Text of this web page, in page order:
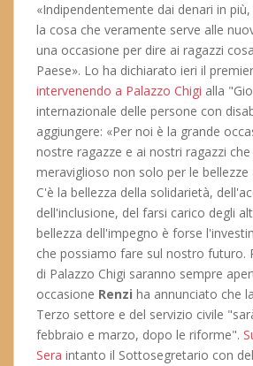
«Indipendentemente dai denari in
la cosa che veramente serve alle
una occasione per dire ai ragazzi
Paese». Lo ha dichiarato ieri il premier
intervenendo a Palazzo Chigi alla
internazionale delle persone con
aggiungere: «Per noi è la grande
nostre ragazze e ai nostri ragazzi
meraviglioso non solo per le
C'è la bellezza della solidarietà,
dell'inclusione, del farsi carico degli
bellezza dell'impegno è forse
che possiamo fare sul nostro futuro.
di Palazzo Chigi saranno sempre
occasione Renzi ha annunciato che
Terzo settore e del servizio civile
febbraio e marzo, dopo le riforme".
Sera intanto il Sottosegretario con